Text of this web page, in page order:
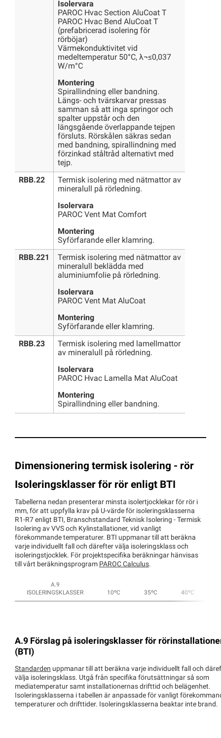
Isolervara
PAROC Hvac Section AluCoat T
PAROC Hvac Bend AluCoat T
(prefabricerad isolering för
rörböjar)
Värmekonduktivitet vid
medeltemperatur 50°C, λ¬≤0,037
W/m°C
Montering
Spirallindning eller bandning.
Längs- och tvärskarvar pressas
samman så att inga springor och
spalter uppstår och den
längsgående överlappande tejpen
försluts. Rörskålen säkras sedan
med bandning, spirallindning med
förzinkad ståltråd alternativt med
tejp.
RBB.22
Termisk isolering med nätmattor av
mineralull på rörledning.
Isolervara
PAROC Vent Mat Comfort
Montering
Syförfarande eller klamring.
RBB.221
Termisk isolering med nätmattor av
mineralull beklädda med
aluminiumfolie på rörledning.
Isolervara
PAROC Vent Mat AluCoat
Montering
Syförfarande eller klamring.
RBB.23
Termisk isolering med lamellmattor
av mineralull på rörledning.
Isolervara
PAROC Hvac Lamella Mat AluCoat
Montering
Spirallindning eller bandning.
Dimensionering termisk isolering - rör
Isoleringsklasser för rör enligt BTI
Tabellerna nedan presenterar minsta isolertjocklekar för rör i
mm, för att uppfylla krav på U-värde för isoleringsklasserna
R1-R7 enligt BTI, Branschstandard Teknisk Isolering - Termisk
Isolering av VVS och Kylinstallationer, vid vanligt
förekommande temperaturer. BTI uppmanar till att beräkna
varje individuellt fall och därefter välja isoleringsklass och
isoleringstjocklek. För projektspecifika beräkningar hänvisas
till vårt beräkningsprogram PAROC Calculus.
A.9
ISOLERINGSKLASSER
10ºC 35ºC 40ºC
A.9 Förslag på isoleringsklasser för
(BTI)
Standarden uppmanar till att beräkna varje individuellt fall och
välja isoleringsklass. Utgå från specifika förutsättningar så som
mediatemperatur samt installationernas drifttid och belägenhet.
Isoleringsklasserna i tabellen är anpassade för vanligt
temperaturer och drifttider. Isoleringsklasserna beaktar inte brand.